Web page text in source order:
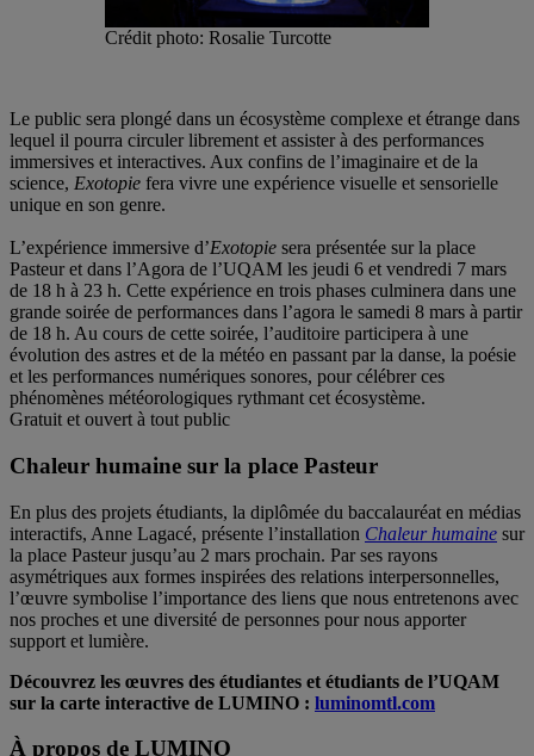
Crédit photo: Rosalie Turcotte
Le public sera plongé dans un écosystème complexe et étrange dans
lequel il pourra circuler librement et assister à des performances
immersives et interactives. Aux confins de l’imaginaire et de la
science, Exotopie fera vivre une expérience visuelle et sensorielle
unique en son genre.
L’expérience immersive d’Exotopie sera présentée sur la place
Pasteur et dans l’Agora de l’UQAM les jeudi 6 et vendredi 7 mars
de 18 h à 23 h. Cette expérience en trois phases culminera dans une
grande soirée de performances dans l’agora le samedi 8 mars à partir
de 18 h. Au cours de cette soirée, l’auditoire participera à une
évolution des astres et de la météo en passant par la danse, la poésie
et les performances numériques sonores, pour célébrer ces
phénomènes météorologiques rythmant cet écosystème.
Gratuit et ouvert à tout public
Chaleur humaine sur la place Pasteur
En plus des projets étudiants, la diplômée du baccalauréat en médias
interactifs, Anne Lagacé, présente l’installation Chaleur humaine sur
la place Pasteur jusqu’au 2 mars prochain. Par ses rayons
asymétriques aux formes inspirées des relations interpersonnelles,
l’œuvre symbolise l’importance des liens que nous entretenons avec
nos proches et une diversité de personnes pour nous apporter
support et lumière.
Découvrez les œuvres des étudiantes et étudiants de l’UQAM
sur la carte interactive de LUMINO : luminomtl.com
À propos de LUMINO